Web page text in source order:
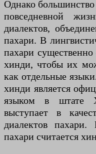
Однако
повседневной
диалектов,
пахари. В
пахари существенно
хинди, чтобы их
как отдельные
хинди является
языком в штате
выступает в
диалектов пахари.
пахари считается